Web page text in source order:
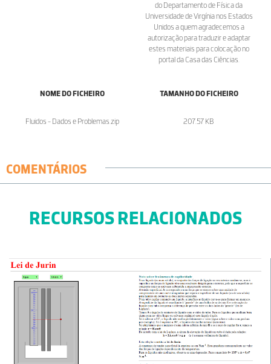
do Departamento de Física da
Universidade de Virgínia nos Estados
Unidos a quem agradecemos a
autorização para traduzir e adaptar
estes materiais para colocação no
portal da Casa das Ciências.
NOME DO FICHEIRO
Fluidos - Dados e Problemas.zip
TAMANHO DO FICHEIRO
207.57 KB
COMENTÁRIOS
RECURSOS RELACIONADOS